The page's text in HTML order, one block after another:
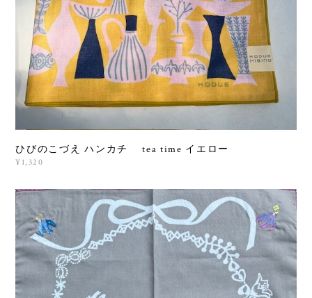
ひびのこづえ ハンカチ tea time イエロー
¥1,320